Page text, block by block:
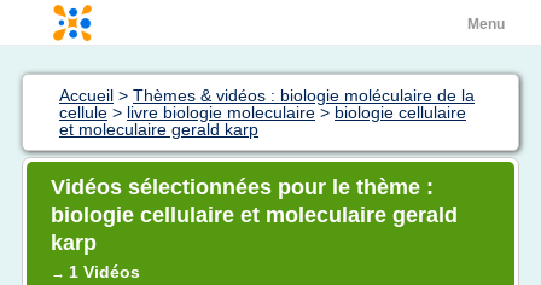
Menu
Accueil > Thèmes & vidéos : biologie moléculaire de la
cellule > livre biologie moleculaire > biologie cellulaire
et moleculaire gerald karp
Vidéos sélectionnées pour le thème :
biologie cellulaire et moleculaire gerald
karp
→ 1 Vidéos